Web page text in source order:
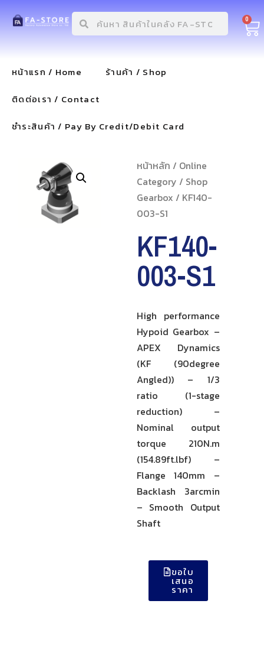
0
หน้าแรก / Home
ร้านค้า / Shop
ติดต่อเรา / Contact
ชำระสินค้า / Pay By Credit/Debit Card
หน้าหลัก / Online
Category / Shop
Gearbox / KF140-
003-S1
KF140-
003-S1
High performance
Hypoid Gearbox –
APEX Dynamics
(KF (90degree
Angled)) – 1/3
ratio (1-stage
reduction) –
Nominal output
torque 210N.m
(154.89ft.lbf) –
Flange 140mm –
Backlash 3arcmin
– Smooth Output
Shaft
ขอใบ
เสนอ
ราคา